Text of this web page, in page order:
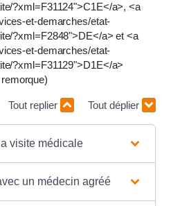
?xml=F31124">C1E</a>, <a
et-demarches/etat-
?xml=F2848">DE</a> et <a
et-demarches/etat-
?xml=F31129">D1E</a>
Tout replier Tout déplier
visite médicale
un médecin agréé